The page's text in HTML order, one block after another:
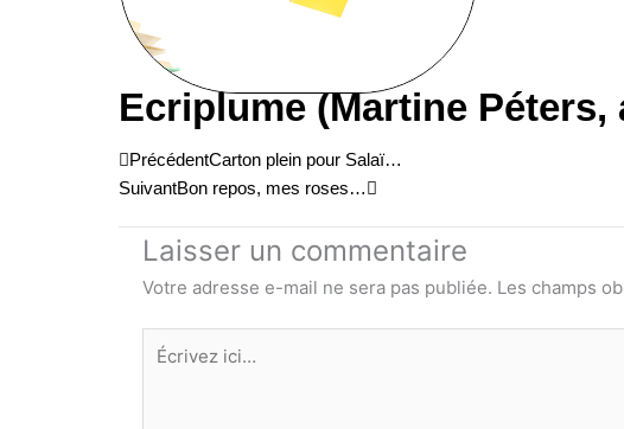
Ecriplume (Martine
Précédent
PrécédentCarton plein pour Salaï…
SuivantBon repos, mes roses…
Suivant
Laisser un commentaire
Votre adresse e-mail ne sera pas publiée. Les champs
Écrivez
ici…